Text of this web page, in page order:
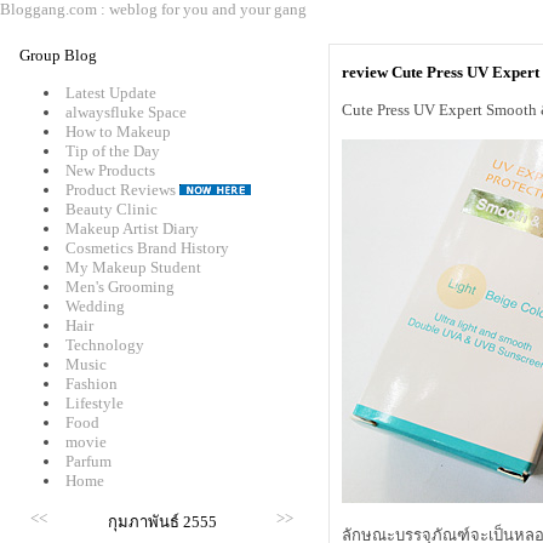
Bloggang.com : weblog for you and your gang
Group Blog
Latest Update
alwaysfluke Space
How to Makeup
Tip of the Day
New Products
Product Reviews
Beauty Clinic
Makeup Artist Diary
Cosmetics Brand History
My Makeup Student
Men's Grooming
Wedding
Hair
Technology
Music
Fashion
Lifestyle
Food
movie
Parfum
Home
<< กุมภาพันธ์ 2555 >>
review Cute Press UV
Cute Press UV Expert
ลักษณะบรรจุภัณฑ์จะเป็นหล